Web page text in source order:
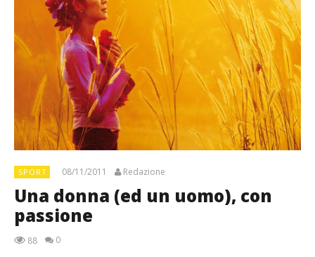
SPORT 08/11/2011 Redazione
Una donna (ed un uomo), con
passione
88 0